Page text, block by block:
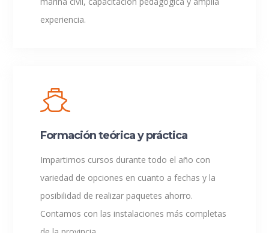
experiencia.
Formación teórica y práctica
Impartimos cursos durante todo el año con
variedad de opciones en cuanto a fechas y la
posibilidad de realizar paquetes ahorro.
Contamos con las instalaciones más completas